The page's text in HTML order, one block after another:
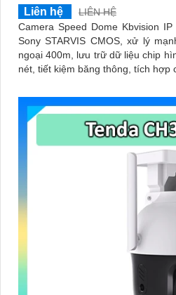
Liên hệ
LIÊN HỆ
Camera Speed Dome Kbvision
Sony STARVIS CMOS, xử lý
ngoại 400m, lưu trữ dữ liệu chip hình ảnh. Hỗ trợ chất lượng
nét, tiết kiệm băng thông, tích hợp